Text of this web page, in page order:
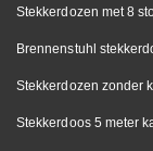
Stekkerdozen met 8
Brennenstuhl
Stekkerdozen zonder
Stekkerdoos 5 meter